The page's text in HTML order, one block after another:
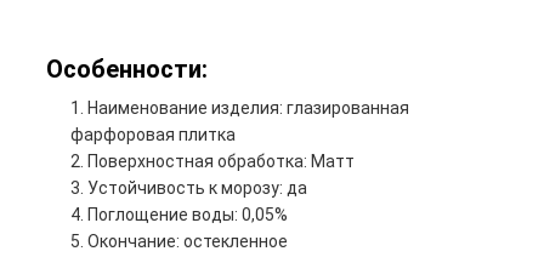
Особенности:
Наименование изделия: глазированная
фарфоровая плитка
Поверхностная обработка: Матт
Устойчивость к морозу: да
Поглощение воды: 0,05%
Окончание: остекленное